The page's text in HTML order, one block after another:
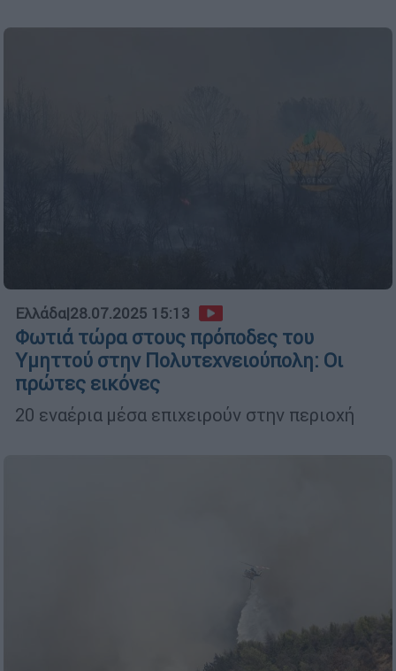
Ελλάδα|28.07.2025 15:13
Φωτιά τώρα στους πρόποδες του
Υμηττού στην Πολυτεχνειούπολη: Οι
πρώτες εικόνες
20 εναέρια μέσα επιχειρούν στην περιοχή